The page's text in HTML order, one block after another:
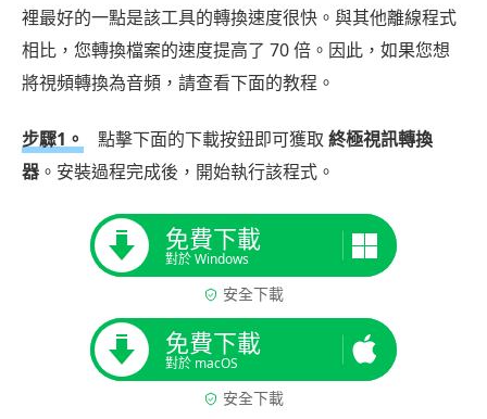
裡最好的一點是該工具的轉換速度很快。與其他離線程式
相比，您轉換檔案的速度提高了 70 倍。因此，如果您想
將視頻轉換為音頻，請查看下面的教程。
步驟1。 點擊下面的下載按鈕即可獲取 終極視訊轉換
器 。安裝過程完成後，開始執行該程式。
免費下載
對於 Windows
安全下載
免費下載
對於 macOS
安全下載